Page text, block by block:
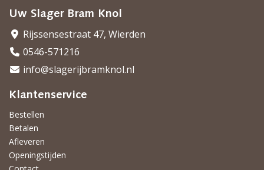
Uw Slager Bram Knol
Rijssensestraat 47, Wierden
0546-571216
info@slagerijbramknol.nl
Klantenservice
Bestellen
Betalen
Afleveren
Openingstijden